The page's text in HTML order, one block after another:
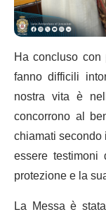
Ha concluso
fanno difficili
nostra vita è
concorrono al
chiamati
essere
protezione e la
La Messa è